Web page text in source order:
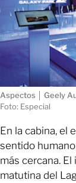
Aspectos │ Geely
Foto: Especial
En la cabina, el
sentido
más cercana.
matutina del